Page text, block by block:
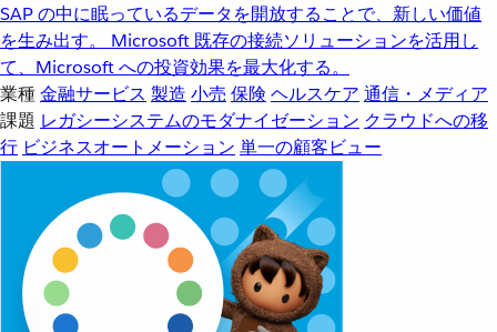
SAP の中に眠っているデータを開放することで、新しい価値
を生み出す。
Microsoft 既存の接続ソリューションを活用し
て、Microsoft への投資効果を最大化する。
業種金融サービス 製造 小売 保険 ヘルスケア 通信・メディア
課題 レガシーシステムのモダナイゼーション クラウドへの移
行 ビジネスオートメーション 単一の顧客ビュー